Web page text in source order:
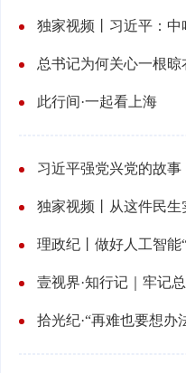
总书记为何关心一根晾
此行间·一起看上海
习近平强党兴党的故
独家视频丨从这件民
理政纪丨做好人工智能
壹视界·知行记｜牢记
拾光纪·“再难也要想办